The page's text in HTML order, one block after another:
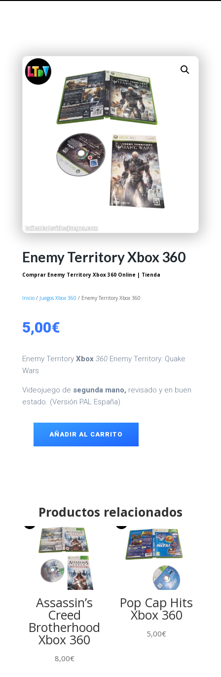
Enemy Territory Xbox 360
Comprar Enemy Territory Xbox 360 Online | Tienda
Inicio/ Juegos Xbox 360 / Enemy Territory Xbox 360
5,00€
Enemy Territory Xbox360 Enemy Territory: Quake
Wars
Videojuego de segunda mano, revisado y en buen
estado. (Versión PAL España)
Territory
AÑADIR AL CARRITO
Productos relacionados
Assassin’s
Creed
Brotherhood
Xbox 360
8,00€
Pop Cap Hits
Xbox 360
5,00€